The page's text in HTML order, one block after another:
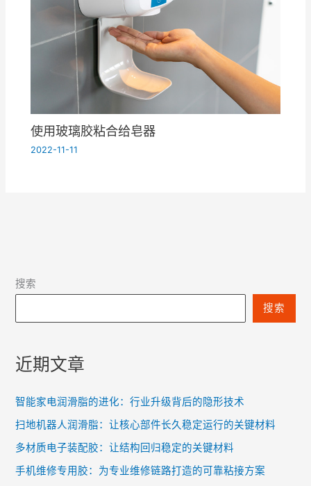
使用玻璃胶粘合给皂器
2022-11-11
搜索
搜索
近期文章
智能家电润滑脂的进化：行业升级背后的隐形技术
扫地机器人润滑脂：让核心部件长久稳定运行的关键材料
多材质电子装配胶：让结构回归稳定的关键材料
手机维修专用胶：为专业维修链路打造的可靠粘接方案